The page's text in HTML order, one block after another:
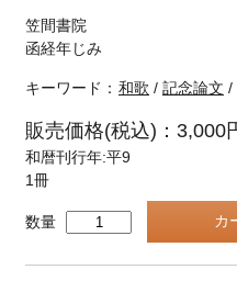
笠間書院
函経年じみ
キーワード： 和歌 / 記念論文 /
販売価格(税込)：3,000
和暦刊行年:平9
1冊
数量